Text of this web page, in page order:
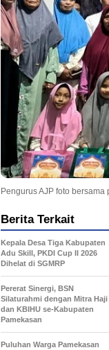
Pengurus AJP foto
Berita Terkait
Kepala Desa Tiga Kabupaten
Adu Skill, PKDI Cup II 2026
Dihelat di SGMRP
Pererat Sinergi, BSN
Silaturahmi dengan Mitra Haji
dan KBIHU se-Kabupaten
Pamekasan
Puluhan Warga Pamekasan